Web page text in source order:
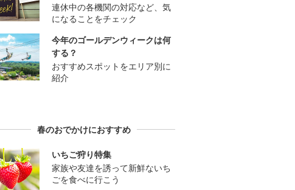
連休中の各機関の対応など、気
になることをチェック
今年のゴールデンウィークは何
する？
おすすめスポットをエリア別に
紹介
春のおでかけにおすすめ
いちご狩り特集
家族や友達を誘って新鮮ないち
ごを食べに行こう